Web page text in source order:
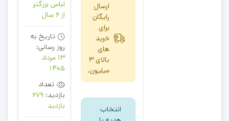
ارسال
رایگان
برای
خرید
های
بالای 3
میلیون.
انتخاب
لباس بزرگتر
از 6 سال
تاریخ به
روز رسانی:
13 مرداد
1405
تعداد
بازدید: 679
بازدید